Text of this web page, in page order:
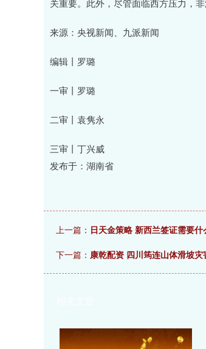
关重要。此外，尽管面临西方压力，
来源：央视新闻、九派新闻
编辑丨罗璐
一审丨罗璐
二审丨袁隽永
三审丨丁兴威
发布于：湖南省
上一篇： 日天金策略 新西兰签证需要
下一篇： 康乾配资 四川筠连山体滑坡